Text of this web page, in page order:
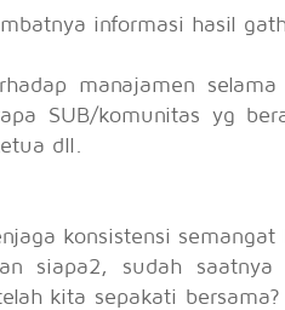
informasi hasil
manajamen
SUB/komunitas yg
dll.
konsistensi
siapa2, sudah
kita sepakati